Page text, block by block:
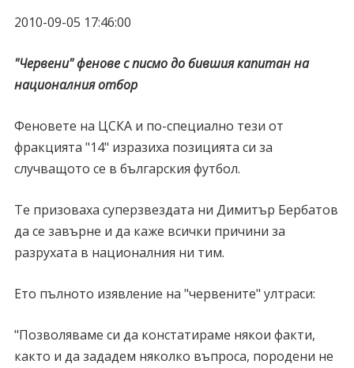
2010-09-05 17:46:00
"Червени" фенове с писмо до бившия капитан на
националния отбор
Феновете на ЦСКА и по-специално тези от
фракцията "14" изразиха позицията си за
случващото се в българския футбол.
Те призоваха суперзвездата ни Димитър Бербатов
да се завърне и да каже всички причини за
разрухата в националния ни тим.
Ето пълното изявление на "червените" ултраси:
"Позволяваме си да констатираме някои факти,
както и да зададем няколко въпроса, породени не